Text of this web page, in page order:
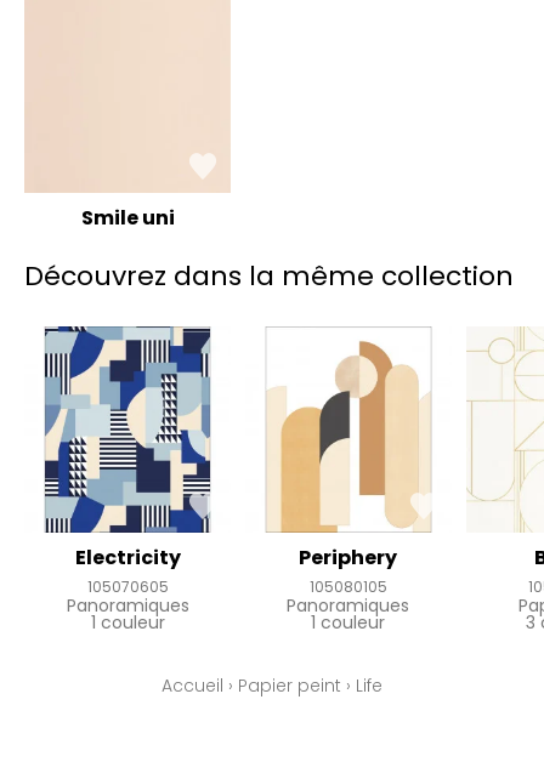
Smile uni
Découvrez dans la même collection
Electricity
105070605
Panoramiques
1 couleur
Periphery
105080105
Panoramiques
1 couleur 3
Accueil › Papier peint › Life